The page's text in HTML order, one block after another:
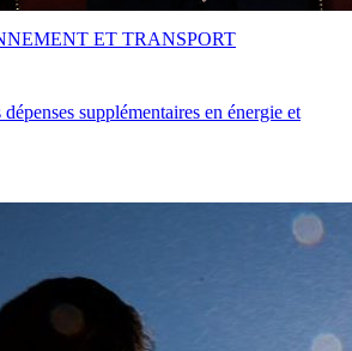
supplémentaires en énergie et
ET TRANSPORT